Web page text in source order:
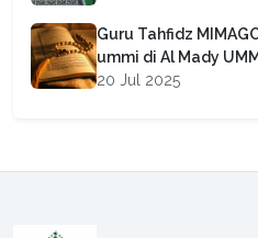
Guru Tahfidz
ummi di Al Mady
20 Jul 2025